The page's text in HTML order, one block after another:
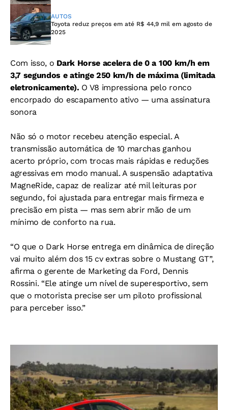
AUTOS
Toyota reduz preços em até R$ 44,9 mil em agosto de
2025
Com isso, o Dark Horse acelera de 0 a 100 km/h em
3,7 segundos e atinge 250 km/h de máxima (limitada
eletronicamente). O V8 impressiona pelo ronco
encorpado do escapamento ativo — uma assinatura
sonora
Não só o motor recebeu atenção especial. A
transmissão automática de 10 marchas ganhou
acerto próprio, com trocas mais rápidas e reduções
agressivas em modo manual. A suspensão adaptativa
MagneRide, capaz de realizar até mil leituras por
segundo, foi ajustada para entregar mais firmeza e
precisão em pista — mas sem abrir mão de um
mínimo de conforto na rua.
“O que o Dark Horse entrega em dinâmica de direção
vai muito além dos 15 cv extras sobre o Mustang GT”,
afirma o gerente de Marketing da Ford, Dennis
Rossini. “Ele atinge um nível de superesportivo, sem
que o motorista precise ser um piloto profissional
para perceber isso.”